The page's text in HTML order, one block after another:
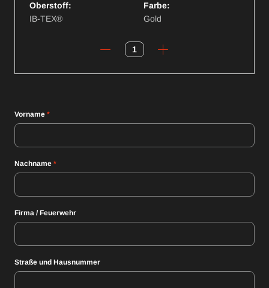
Vorname *
Nachname *
Firma / Feuerwehr
Straße und Hausnummer
Oberstoff:
IB-TEX®
Farbe:
Gold
1